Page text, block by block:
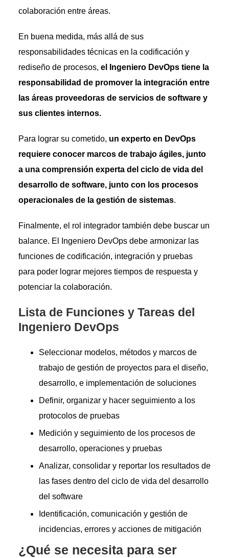
colaboración entre áreas.
En buena medida, más allá de sus
responsabilidades técnicas en la codificación y
rediseño de procesos, el Ingeniero DevOps tiene la
responsabilidad de promover la integración entre
las áreas proveedoras de servicios de software y
sus clientes internos.
Para lograr su cometido, un experto en DevOps
requiere conocer marcos de trabajo ágiles, junto
a una comprensión experta del ciclo de vida del
desarrollo de software, junto con los procesos
operacionales de la gestión de sistemas.
Finalmente, el rol integrador también debe buscar un
balance. El Ingeniero DevOps debe armonizar las
funciones de codificación, integración y pruebas
para poder lograr mejores tiempos de respuesta y
potenciar la colaboración.
Lista de Funciones y Tareas del
Ingeniero DevOps
Seleccionar modelos, métodos y marcos de
trabajo de gestión de proyectos para el diseño,
desarrollo, e implementación de soluciones
Definir, organizar y hacer seguimiento a los
protocolos de pruebas
Medición y seguimiento de los procesos de
desarrollo, operaciones y pruebas
Analizar, consolidar y reportar los resultados de
las fases dentro del ciclo de vida del desarrollo
del software
Identificación, comunicación y gestión de
incidencias, errores y acciones de mitigación
¿Qué se necesita para ser